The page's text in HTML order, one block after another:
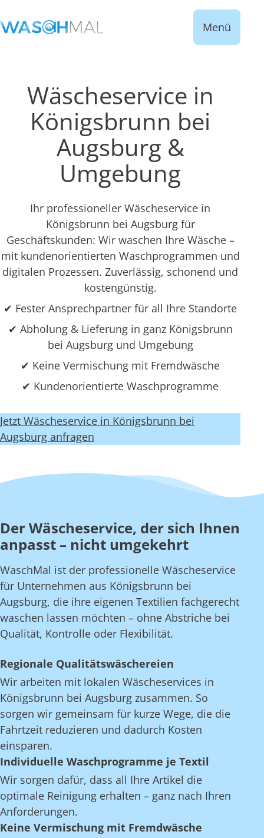
Menü
Wäscheservice in
Königsbrunn bei
Augsburg &
Umgebung
Ihr professioneller Wäscheservice in
Königsbrunn bei Augsburg für
Geschäftskunden: Wir waschen Ihre Wäsche –
mit kundenorientierten Waschprogrammen und
digitalen Prozessen. Zuverlässig, schonend und
kostengünstig.
✔ Fester Ansprechpartner für all Ihre Standorte
✔ Abholung & Lieferung in ganz Königsbrunn
bei Augsburg und Umgebung
✔ Keine Vermischung mit Fremdwäsche
✔ Kundenorientierte Waschprogramme
Jetzt Wäscheservice in Königsbrunn bei
Augsburg anfragen
Der Wäscheservice, der sich Ihnen
anpasst – nicht umgekehrt
WaschMal ist der professionelle Wäscheservice
für Unternehmen aus Königsbrunn bei
Augsburg, die ihre eigenen Textilien fachgerecht
waschen lassen möchten – ohne Abstriche bei
Qualität, Kontrolle oder Flexibilität.
Regionale Qualitätswäschereien
Wir arbeiten mit lokalen Wäscheservices in
Königsbrunn bei Augsburg zusammen. So
sorgen wir gemeinsam für kurze Wege, die die
Fahrtzeit reduzieren und dadurch Kosten
einsparen.
Individuelle Waschprogramme je Textil
Wir sorgen dafür, dass all Ihre Artikel die
optimale Reinigung erhalten – ganz nach Ihren
Anforderungen.
Keine Vermischung mit Fremdwäsche